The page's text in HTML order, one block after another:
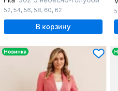
52, 54, 56, 58, 60, 62
В корзину
Новинка